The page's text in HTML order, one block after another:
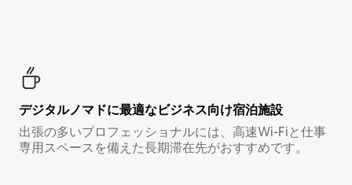
デジタルノマド⁠に最⁠適⁠なビ⁠ジ⁠ネ⁠ス⁠向⁠け宿⁠泊⁠施⁠設
出張の多いプロフェッショナルには、高速Wi-Fiと仕事
専用スペースを備えた長期滞在先がおすすめです。